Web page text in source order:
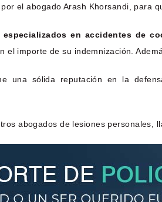
el abogado Arash Khorsandi, para
especializados en accidentes de
el importe de su indemnización.
una sólida reputación en la
abogados de lesiones personales,